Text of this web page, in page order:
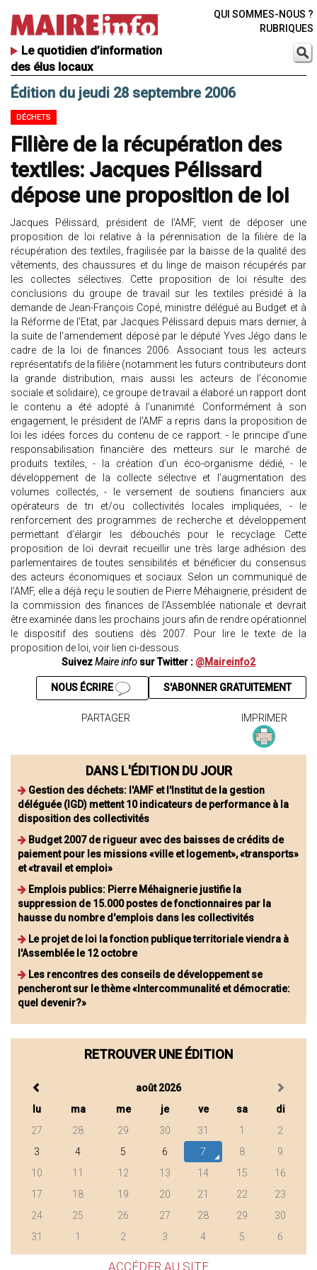
Le quotidien d’information
des élus locaux
QUI SOMMES-NOUS ?
RUBRIQUES
Édition du jeudi 28 septembre 2006
DÉCHETS
Filière de la récupération des
textiles: Jacques Pélissard
dépose une proposition de loi
Jacques Pélissard, président de l’AMF, vient de déposer une
proposition de loi relative à la pérennisation de la filière de la
récupération des textiles, fragilisée par la baisse de la qualité des
vêtements, des chaussures et du linge de maison récupérés par
les collectes sélectives. Cette proposition de loi résulte des
conclusions du groupe de travail sur les textiles présidé à la
demande de Jean-François Copé, ministre délégué au Budget et à
la Réforme de l’Etat, par Jacques Pélissard depuis mars dernier, à
la suite de l'amendement déposé par le député Yves Jégo dans le
cadre de la loi de finances 2006. Associant tous les acteurs
représentatifs de la filière (notamment les futurs contributeurs dont
la grande distribution, mais aussi les acteurs de l’économie
sociale et solidaire), ce groupe de travail a élaboré un rapport dont
le contenu a été adopté à l’unanimité. Conformément à son
engagement, le président de l’AMF a repris dans la proposition de
loi les idées forces du contenu de ce rapport: - le principe d’une
responsabilisation financière des metteurs sur le marché de
produits textiles, - la création d’un éco-organisme dédié, - le
développement de la collecte sélective et l’augmentation des
volumes collectés, - le versement de soutiens financiers aux
opérateurs de tri et/ou collectivités locales impliquées, - le
renforcement des programmes de recherche et développement
permettant d’élargir les débouchés pour le recyclage. Cette
proposition de loi devrait recueillir une très large adhésion des
parlementaires de toutes sensibilités et bénéficier du consensus
des acteurs économiques et sociaux. Selon un communiqué de
l’AMF, elle a déjà reçu le soutien de Pierre Méhaignerie, président de
la commission des finances de l’Assemblée nationale et devrait
être examinée dans les prochains jours afin de rendre opérationnel
le dispositif des soutiens dès 2007. Pour lire le texte de la
proposition de loi, voir lien ci-dessous.
SuivezMaire info sur Twitter : @Maireinfo2
S'ABONNER GRATUITEMENT
NOUS ÉCRIRE
PARTAGER IMPRIMER
DANS L'ÉDITION DU JOUR
Gestion des déchets: l'AMF et l'Institut de la gestion
déléguée (IGD) mettent 10 indicateurs de performance à la
disposition des collectivités
Budget 2007 de rigueur avec des baisses de crédits de
paiement pour les missions «ville et logement», «transports»
et «travail et emploi»
Emplois publics: Pierre Méhaignerie justifie la
suppression de 15.000 postes de fonctionnaires par la
hausse du nombre d'emplois dans les collectivités
Le projet de loi la fonction publique territoriale viendra à
l'Assemblée le 12 octobre
Les rencontres des conseils de développement se
pencheront sur le thème «Intercommunalité et démocratie:
quel devenir?»
RETROUVER UNE ÉDITION
août 2026
lu
ma me je ve sa
di
27
28 29 30 31 1
2
3
4 5 6 7 8
9
10
11 12 13 14 15
16
17
18 19 20 21 22
23
24
25 26 27 28 29
30
31
1 2 3 4 5 6
ACCÉDER AU SITE